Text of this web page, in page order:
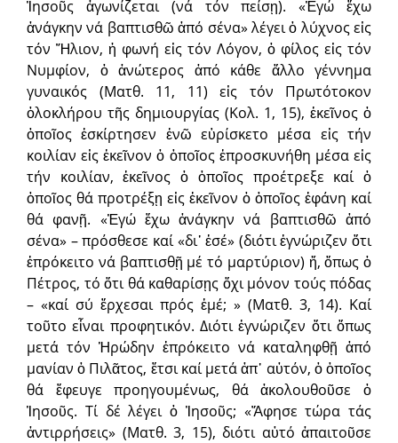
Ἰησοῦς ἀγωνίζεται (νά τόν πείσῃ). «Ἐγώ ἔχω
ἀνάγκην νά βαπτισθῶ ἀπό σένα» λέγει ὁ λύχνος εἰς
τόν Ἥλιον, ἡ φωνή εἰς τόν Λόγον, ὁ φίλος εἰς τόν
Νυμφίον, ὁ ἀνώτερος ἀπό κάθε ἄλλο γέννημα
γυναικός (Ματθ. 11, 11) εἰς τόν Πρωτότοκον
ὁλοκλήρου τῆς δημιουργίας (Κολ. 1, 15), ἐκεῖνος ὁ
ὁποῖος ἐσκίρτησεν ἐνῶ εὑρίσκετο μέσα εἰς τήν
κοιλίαν εἰς ἐκεῖνον ὁ ὁποῖος ἐπροσκυνήθη μέσα εἰς
τήν κοιλίαν, ἐκεῖνος ὁ ὁποῖος προέτρεξε καί ὁ
ὁποῖος θά προτρέξῃ εἰς ἐκεῖνον ὁ ὁποῖος ἐφάνη καί
θά φανῇ. «Ἐγώ ἔχω ἀνάγκην νά βαπτισθῶ ἀπό
σένα» – πρόσθεσε καί «δι᾿ ἐσέ» (διότι ἐγνώριζεν ὅτι
ἐπρόκειτο νά βαπτισθῇ μέ τό μαρτύριον) ἤ, ὅπως ὁ
Πέτρος, τό ὅτι θά καθαρίσῃς ὄχι μόνον τούς πόδας
– «καί σύ ἔρχεσαι πρός ἐμέ; » (Ματθ. 3, 14). Καί
τοῦτο εἶναι προφητικόν. Διότι ἐγνώριζεν ὅτι ὅπως
μετά τόν Ἡρώδην ἐπρόκειτο νά καταληφθῇ ἀπό
μανίαν ὁ Πιλᾶτος, ἔτσι καί μετά ἀπ᾿ αὐτόν, ὁ ὁποῖος
θά ἔφευγε προηγουμένως, θά ἀκολουθοῦσε ὁ
Ἰησοῦς. Τί δέ λέγει ὁ Ἰησοῦς; «Ἄφησε τώρα τάς
ἀντιρρήσεις» (Ματθ. 3, 15), διότι αὐτό ἀπαιτοῦσε